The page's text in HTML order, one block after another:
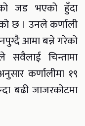
जड भएको हुँदा
छ । उनले कर्णाली
आमा बन्ने गरेको
चिन्तामा
कर्णालीमा १९
बढी जाजरकोटमा